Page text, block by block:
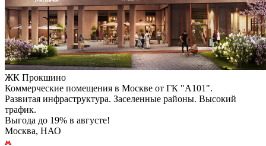
ЖК Прокшино
Коммерческие помещения в Москве от ГК "А101".
Развитая инфраструктура. Заселенные районы. Высокий
трафик.
Выгода до 19% в августе!
Москва, НАО